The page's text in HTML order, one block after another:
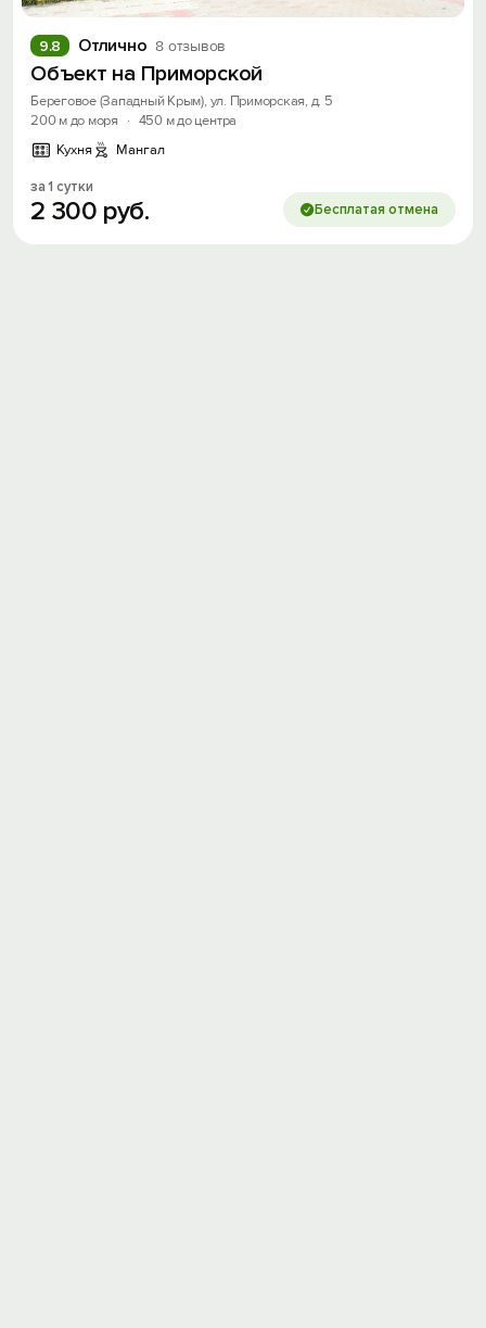
Отлично 8 отзывов
9.8
Объект на Приморской
Береговое (Западный Крым), ул. Приморская, д. 5
200 м до моря
· 450 м до центра
Кухня
Мангал
за 1 сутки
2 300 руб. Бесплатая отмена
промокод на первое бронирование!
Войти с помощью